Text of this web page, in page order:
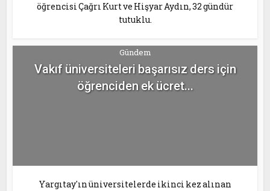
öğrencisi Çağrı Kurt ve Hişyar Aydın, 32 gündür
tutuklu.
Gündem
Vakıf üniversiteleri başarısız ders için
öğrenciden ek ücret...
Yargıtay'ın üniversitelerde ikinci kez alınan